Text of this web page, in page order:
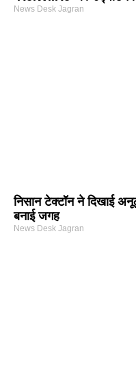
News Desk Jagran
निसान टेक्टॉन ने दिखाई
बनाई जगह
News Desk Jagran